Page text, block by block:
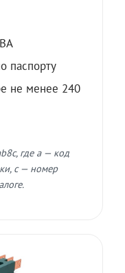
паспорту
не менее 240
где a — код
c — номер